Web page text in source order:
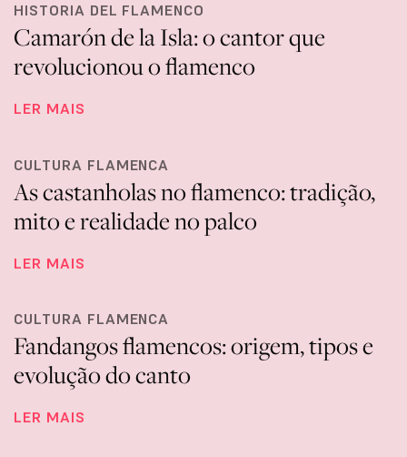
HISTORIA DEL FLAMENCO
Camarón de la Isla: o cantor que
revolucionou o flamenco
LER MAIS
CULTURA FLAMENCA
As castanholas no flamenco: tradição,
mito e realidade no palco
LER MAIS
CULTURA FLAMENCA
Fandangos flamencos: origem, tipos e
evolução do canto
LER MAIS